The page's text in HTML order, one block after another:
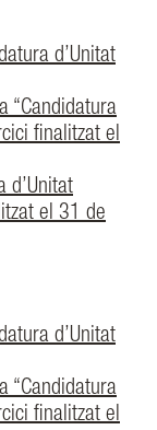
d’Unitat
“Candidatura
finalitzat el
d’Unitat
el 31 de
d’Unitat
“Candidatura
finalitzat el